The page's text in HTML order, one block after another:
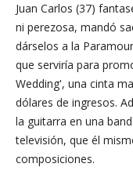
Juan Carlos (37)
ni perezosa, mandó
dárselos a la
que serviría para
Wedding', una cinta
dólares de ingresos.
la guitarra en una
televisión, que él
composiciones.